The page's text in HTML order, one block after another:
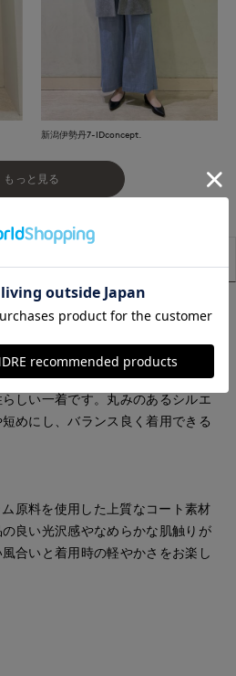
新潟伊勢丹7-IDconcept.
もっと見る
ンカラーコート。飽きのこないデ
に仕上げました。
袖のデザイン、ややゆったり目の
しい一着です。丸みのあるシルエ
めにし、バランス良く着用できる
原料を使用した上質なコート素材
良い光沢感やなめらかな肌触りが
合いと着用時の軽やかさをお楽し